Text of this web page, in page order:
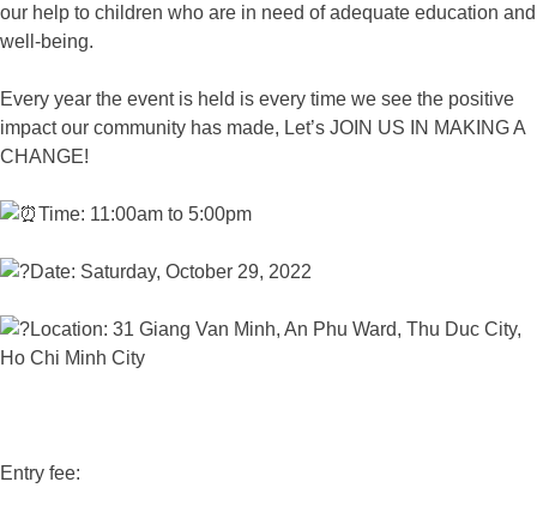
our help to children who are in need of adequate education and
well-being.
Every year the event is held is every time we see the positive
impact our community has made, Let’s JOIN US IN MAKING A
CHANGE!
Time: 11:00am to 5:00pm
Date: Saturday, October 29, 2022
Location: 31 Giang Van Minh, An Phu Ward, Thu Duc City,
Ho Chi Minh City
Entry fee: